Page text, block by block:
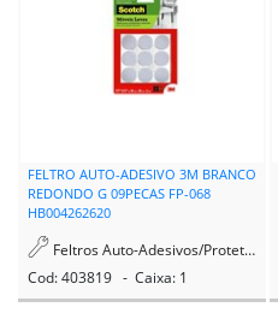
FELTRO AUTO-ADESIVO 3M BRANCO
REDONDO G 09PECAS FP-068
HB004262620
Feltros Auto-Adesivos/Protetores
Cod: 403819 - Caixa: 1